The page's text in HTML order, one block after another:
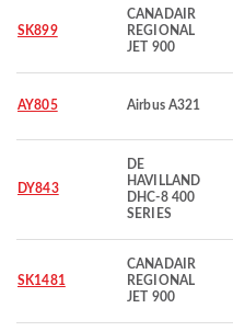
SK899
CANADAIR
REGIONAL
JET 900
AY805 Airbus A321
DY843
DE
HAVILLAND
DHC-8 400
SERIES
SK1481
CANADAIR
REGIONAL
JET 900